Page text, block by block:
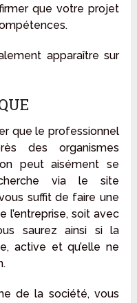
que votre projet
apparaître sur
que le professionnel
des organismes
peut aisément se
via le site
suffit de faire une
l’entreprise, soit avec
saurez ainsi si la
active et qu’elle ne
de la société, vous